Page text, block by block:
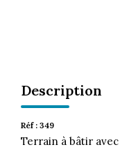
Description
Réf : 349
Terrain à bâtir